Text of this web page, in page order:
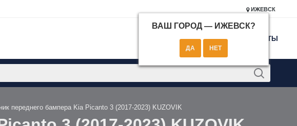
ИЖЕВСК
ВАШ ГОРОД — ИЖЕВСК?
КОНТАКТЫ
переднего бампера Kia Picanto 3 (2017-2023) KUZOVIK